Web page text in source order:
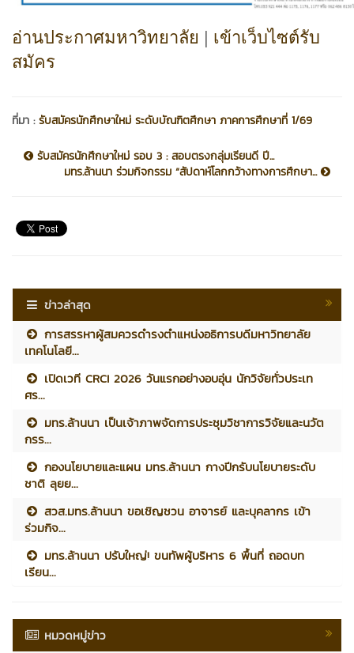
อ่านประกาศมหาวิทยาลัย | เข้าเว็บไซต์รับ
สมัคร
ที่มา :รับสมัครนักศึกษาใหม่ ระดับบัณฑิตศึกษา ภาคการศึกษาที่ 1/69
รับสมัครนักศึกษาใหม่ รอบ 3 : สอบตรงกลุ่มเรียนดี ปี...
มทร.ล้านนา ร่วมกิจกรรม “สัปดาห์โลกกว้างทางการศึกษา...
ข่าวล่าสุด
การสรรหาผู้สมควรดำรงตำแหน่งอธิการบดีมหาวิทยาลัย
เทคโนโลยี...
เปิดเวที CRCI 2026 วันแรกอย่างอบอุ่น นักวิจัยทั่วประเท
ศร...
มทร.ล้านนา เป็นเจ้าภาพจัดการประชุมวิชาการวิจัยและนวัต
กรร...
กองนโยบายและแผน มทร.ล้านนา กางปีกรับนโยบายระดับ
ชาติ ลุยย...
สวส.มทร.ล้านนา ขอเชิญชวน อาจารย์ และบุคลากร เข้า
ร่วมกิจ...
มทร.ล้านนา ปรับใหญ่! ขนทัพผู้บริหาร 6 พื้นที่ ถอดบท
เรียน...
หมวดหมู่ข่าว